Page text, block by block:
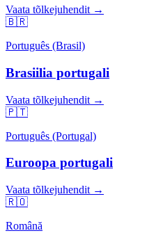
Vaata tõlkejuhendit →
🇧🇷
Português (Brasil)
Brasiilia portugali
Vaata tõlkejuhendit →
🇵🇹
Português (Portugal)
Euroopa portugali
Vaata tõlkejuhendit →
🇷🇴
Română